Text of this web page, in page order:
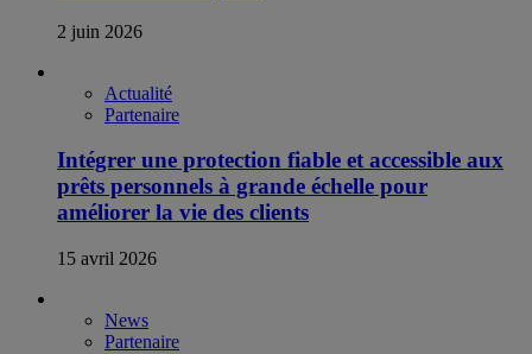
2 juin 2026
Actualité
Partenaire
Intégrer une protection fiable et accessible aux
prêts personnels à grande échelle pour
améliorer la vie des clients
15 avril 2026
News
Partenaire